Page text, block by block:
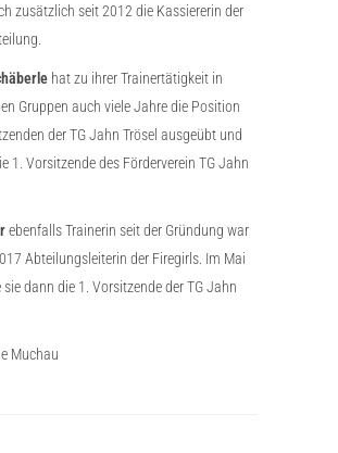
zusätzlich seit 2012 die Kassiererin der
hat zu ihrer Trainertätigkeit in
Gruppen auch viele Jahre die Position
der TG Jahn Trösel ausgeübt und
1. Vorsitzende des Förderverein TG Jahn
ebenfalls Trainerin seit der Gründung war
Abteilungsleiterin der Firegirls. Im Mai
dann die 1. Vorsitzende der TG Jahn
Muchau